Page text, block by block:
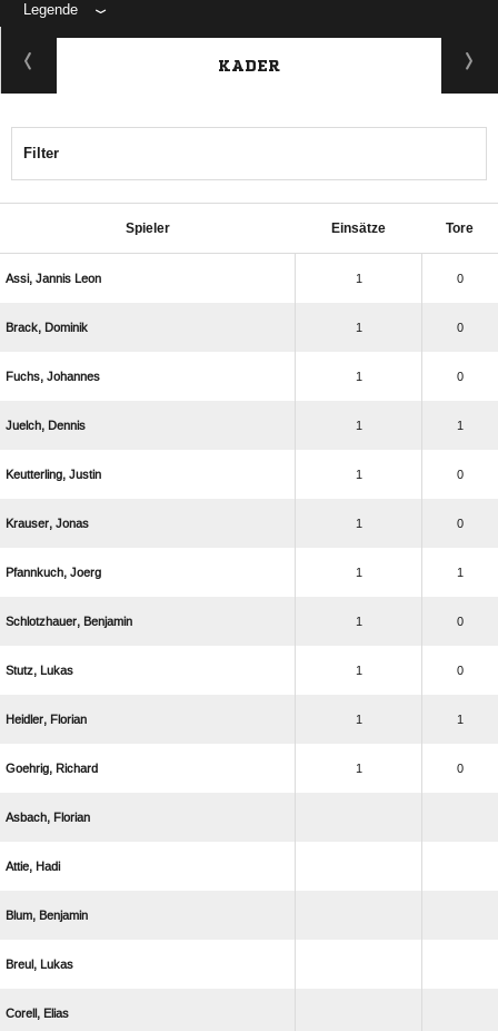
Legende
KADER
Filter
Spieler Einsätze Tore
   1 0
  1 0
  1 0
  1 1
  1 0
  1 0
  1 1
  1 0
  1 0
  1 1
  1 0
 
 
 
 
 